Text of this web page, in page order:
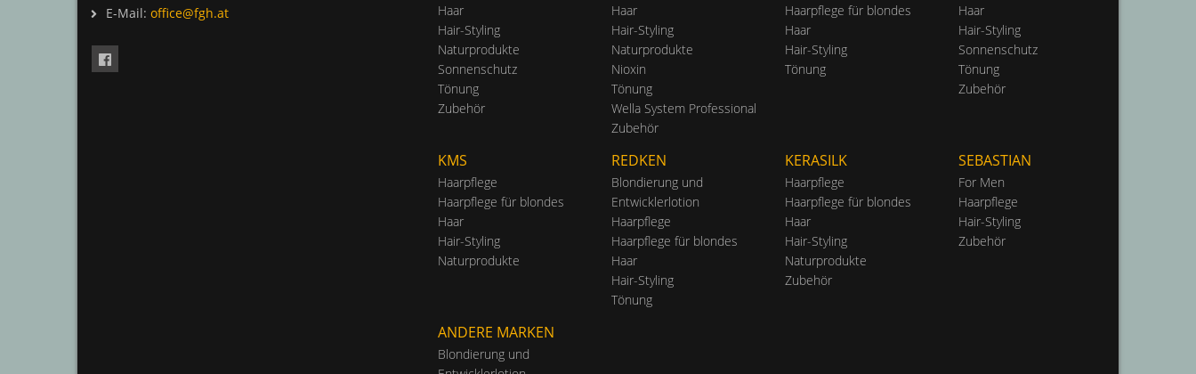
E-Mail: office@fgh.at
Haar
Hair-Styling
Naturprodukte
Sonnenschutz
Tönung
Zubehör
Haar
Hair-Styling
Naturprodukte
Nioxin
Tönung
Wella System Professional
Zubehör
Haarpflege für blondes
Haar
Hair-Styling
Tönung
Haar
Hair-Styling
Sonnenschutz
Tönung
Zubehör
KMS
Haarpflege
Haarpflege für blondes
Haar
Hair-Styling
Naturprodukte
REDKEN
Blondierung und
Entwicklerlotion
Haarpflege
Haarpflege für blondes
Haar
Hair-Styling
Tönung
KERASILK
Haarpflege
Haarpflege für blondes
Haar
Hair-Styling
Naturprodukte
Zubehör
SEBASTIAN
For Men
Haarpflege
Hair-Styling
Zubehör
ANDERE MARKEN
Blondierung und